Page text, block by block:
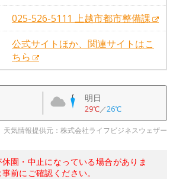
025-526-5111 上越市都市整備課
公式サイトほか、関連サイトはこ
ちら
明日
29℃／26℃
天気情報提供元：株式会社ライフビジネスウェザー
園・中止になっている場合がありま
前にご確認ください。